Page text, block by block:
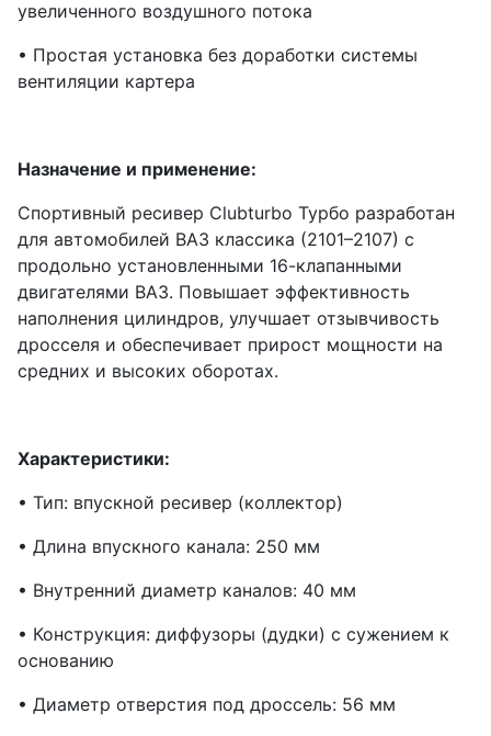
увеличенного воздушного потока
• Простая установка без доработки системы
вентиляции картера
Назначение и применение:
Спортивный ресивер Clubturbo Турбо разработан
для автомобилей ВАЗ классика (2101–2107) с
продольно установленными 16-клапанными
двигателями ВАЗ. Повышает эффективность
наполнения цилиндров, улучшает отзывчивость
дросселя и обеспечивает прирост мощности на
средних и высоких оборотах.
Характеристики:
• Тип: впускной ресивер (коллектор)
• Длина впускного канала: 250 мм
• Внутренний диаметр каналов: 40 мм
• Конструкция: диффузоры (дудки) с сужением к
основанию
• Диаметр отверстия под дроссель: 56 мм